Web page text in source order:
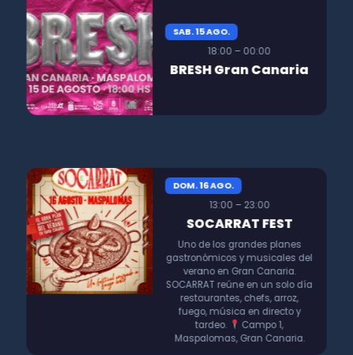
SAB. 15 AGO.
18:00 – 00:00
BRESH Gran Canaria
DOM. 16 AGO.
13:00 – 23:00
SOCARRAT FEST
Uno de los grandes planes
gastronómicos y musicales del
verano en Gran Canaria.
SOCARRAT reúne en un solo día
restaurantes, chefs, arroz,
fuego, música en directo y
tardeo.
Campo 1,
Maspalomas, Gran Canaria.